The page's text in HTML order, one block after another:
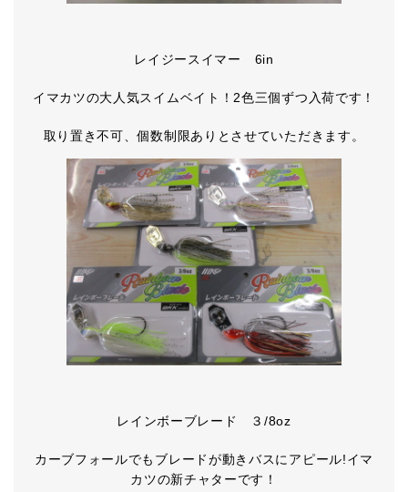
レイジースイマー 6in
イマカツの大人気スイムベイト！2色三個ずつ入荷です！
取り置き不可、個数制限ありとさせていただきます。
レインボーブレード ３/8oz
カーブフォールでもブレードが動きバスにアピール!イマ
カツの新チャターです！